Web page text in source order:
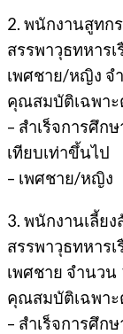
2. พนักงานสูทก
สรรพาวุธทหารเ
เพศชาย/หญิง จ
คุณสมบัติเฉพาะ
– สำเร็จการศึ
เทียบเท่าขึ้นไป
– เพศชาย/หญิง
3. พนักงานเลี้ย
สรรพาวุธทหารเ
เพศชาย จำนวน
คุณสมบัติเฉพาะ
– สำเร็จการศึ